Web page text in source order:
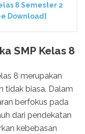
8 Semester 2
Download]
SMP Kelas 8
8 merupakan
tidak biasa. Dalam
berfokus pada
dari pendekatan
kebebasan